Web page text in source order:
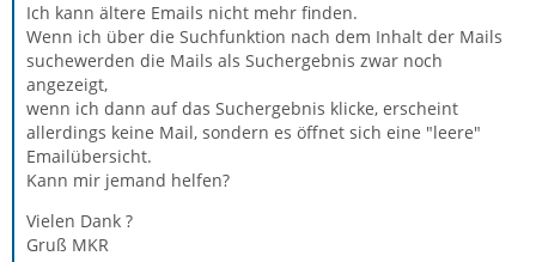
Ich kann ältere Emails nicht mehr finden.
Wenn ich über die Suchfunktion nach dem Inhalt der Mails
suchewerden die Mails als Suchergebnis zwar noch
angezeigt,
wenn ich dann auf das Suchergebnis klicke, erscheint
allerdings keine Mail, sondern es öffnet sich eine "leere"
Emailübersicht.
Kann mir jemand helfen?
Vielen Dank ?
Gruß MKR